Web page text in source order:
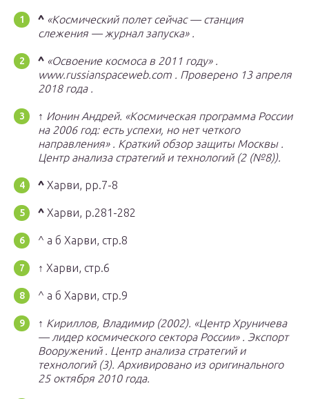
^ «Космический полет сейчас — станция
слежения — журнал запуска» .
^ «Освоение космоса в 2011 году».
www.russianspaceweb.com . Проверено 13 апреля
2018 года.
↑ Ионин Андрей. «Космическая программа России
на 2006 год: есть успехи, но нет четкого
направления». Краткий обзор защиты Москвы.
Центр анализа стратегий и технологий(2 (№8)).
^ Харви, pp.7-8
^ Харви, p.281-282
^ а б Харви, стр.8
↑ Харви, стр.6
^ а б Харви, стр.9
↑ Кириллов, Владимир (2002). «Центр Хруничева
— лидер космического сектора России». Экспорт
Вооружений. Центр анализа стратегий и
технологий(3). Архивировано из оригинального
25 октября 2010 года.